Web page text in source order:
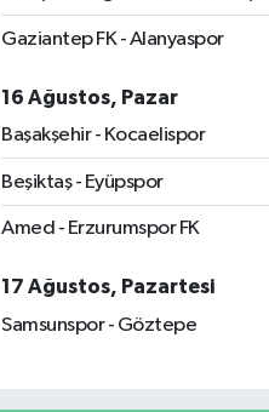
Gaziantep FK - Alanyaspor
16 Ağustos, Pazar
Başakşehir - Kocaelispor
Beşiktaş - Eyüpspor
Amed - Erzurumspor FK
17 Ağustos, Pazartesi
Samsunspor - Göztepe